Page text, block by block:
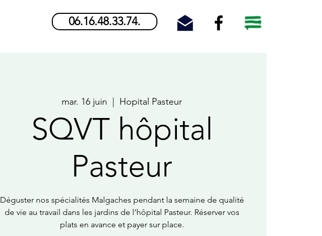
06.16.48.33.74.
mar. 16 juin Hopital Pasteur
SQVT hôpital
Pasteur
Déguster nos spécialités Malgaches pendant la semaine de qualité
de vie au travail dans les jardins de l’hôpital Pasteur. Réserver vos
plats en avance et payer sur place.